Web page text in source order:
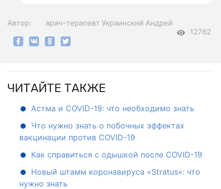
Автор: врач-терапевт Украинский Андрей
12762
ЧИТАЙТЕ ТАКЖЕ
Астма и COVID-19: что необходимо знать
Что нужно знать о побочных эффектах
вакцинации против COVID-19
Как справиться с одышкой после COVID-19
Новый штамм коронавируса «Stratus»: что
нужно знать